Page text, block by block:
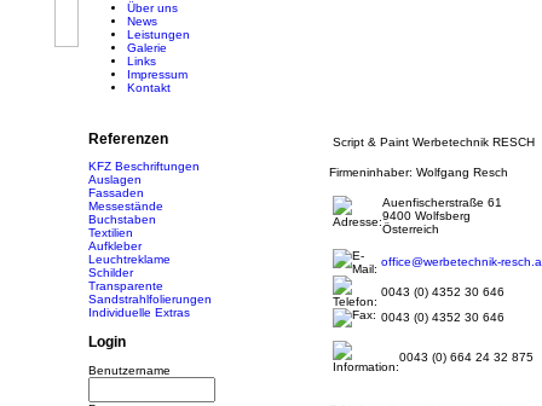
Über uns
News
Leistungen
Galerie
Links
Impressum
Kontakt
Referenzen
KFZ Beschriftungen
Auslagen
Fassaden
Messestände
Buchstaben
Textilien
Aufkleber
Leuchtreklame
Schilder
Transparente
Sandstrahlfolierungen
Individuelle Extras
Login
Benutzername
Script & Paint Werbetechnik RESCH
Firmeninhaber: Wolfgang Resch
Auenfischerstraße 61
9400 Wolfsberg
Österreich
office@werbetechnik-
0043 (0) 4352 30 646
0043 (0) 4352 30 646
0043 (0) 664 24 32 875